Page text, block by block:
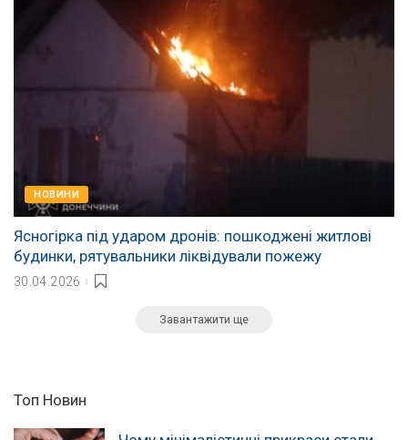
НОВИНИ
Ясногірка під ударом дронів: пошкоджені житлові
будинки, рятувальники ліквідували пожежу
30.04.2026
Завантажити ще
Топ Новин